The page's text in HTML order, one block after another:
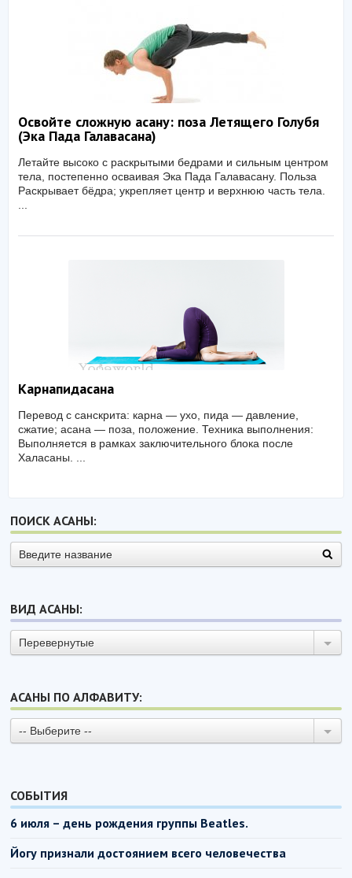
Освойте сложную асану: поза Летящего Голубя
(Эка Пада Галавасана)
Летайте высоко с раскрытыми бедрами и сильным центром
тела, постепенно осваивая Эка Пада Галавасану. Польза
Раскрывает бёдра; укрепляет центр и верхнюю часть тела.
Карнапидасана
Перевод с санскрита: карна — ухо, пида — давление,
сжатие; асана — поза, положение. Техника выполнения:
Выполняется в рамках заключительного блока после
Халасаны. ...
ПОИСК АСАНЫ:
ВИД АСАНЫ:
Перевернутые
АСАНЫ ПО АЛФАВИТУ:
-- Выберите --
СОБЫТИЯ
6 июля – день рождения группы Beatles.
Йогу признали достоянием всего человечества